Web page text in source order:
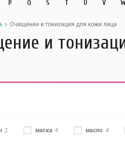
P Q S T U V
Очищение и тонизация для кожи лица
и
2 маска 4 масло 4